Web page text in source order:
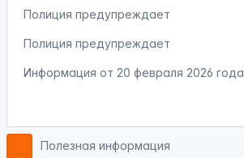
Полиция предупреждает
Полиция предупреждает
Информация от 20 февраля 2026 года
Полезная информация